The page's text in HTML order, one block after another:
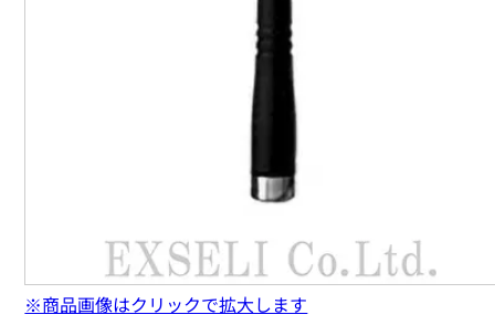
※商品画像はクリックで拡大します